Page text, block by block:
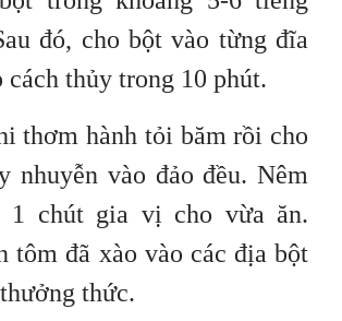
đó, cho bột vào từng đĩa
cách thủy trong 10 phút.
thơm hành tỏi băm rồi cho
nhuyễn vào đảo đều. Nêm
1 chút gia vị cho vừa ăn.
tôm đã xào vào các địa bột
thức.